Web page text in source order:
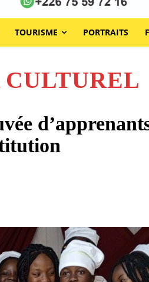
TOURISME PORTRAITS